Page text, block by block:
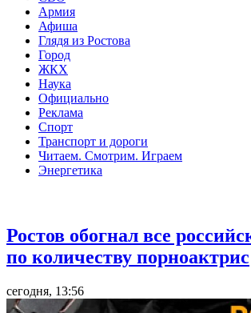
Армия
Афиша
Глядя из Ростова
Город
ЖКХ
Наука
Официально
Реклама
Спорт
Транспорт и дороги
Читаем. Смотрим. Играем
Энергетика
Ростов обогнал все
по количеству порноактрис
сегодня, 13:56